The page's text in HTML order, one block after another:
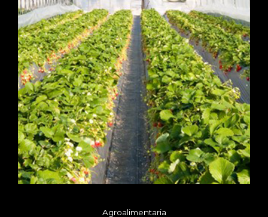
Agroalimentaria